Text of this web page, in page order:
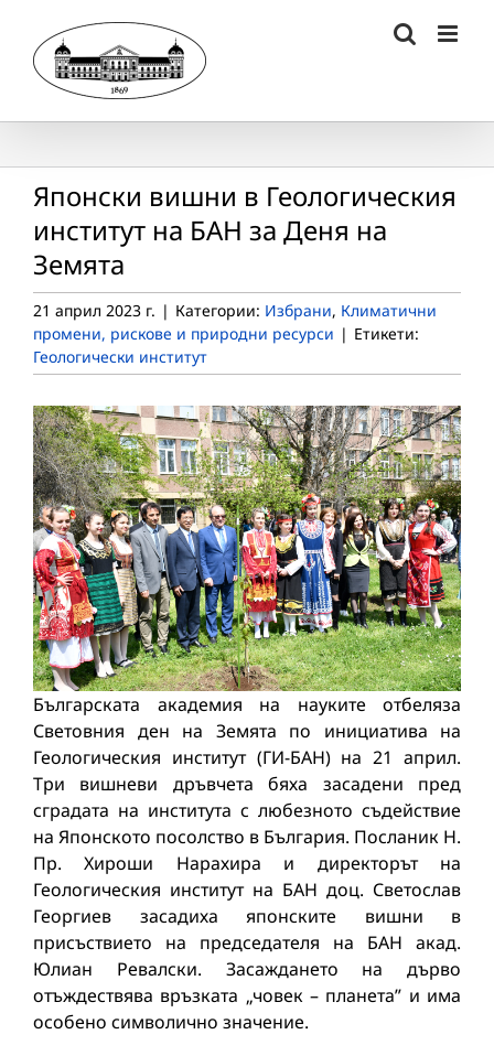
content
Японски вишни в Геологическия
институт на БАН за Деня на
Земята
21 април 2023 г. | Категории: Избрани, Климатични
промени, рискове и природни ресурси | Етикети:
Геологически институт
Българската академия на науките отбеляза
Световния ден на Земята по инициатива на
Геологическия институт (ГИ-БАН) на 21 април.
Три вишневи дръвчета бяха засадени пред
сградата на института с любезното съдействие
на Японското посолство в България. Посланик Н.
Пр. Хироши Нарахира и директорът на
Геологическия институт на БАН доц. Светослав
Георгиев засадиха японските вишни в
присъствието на председателя на БАН акад.
Юлиан Ревалски. Засаждането на дърво
отъждествява връзката „човек – планета” и има
особено символично значение.